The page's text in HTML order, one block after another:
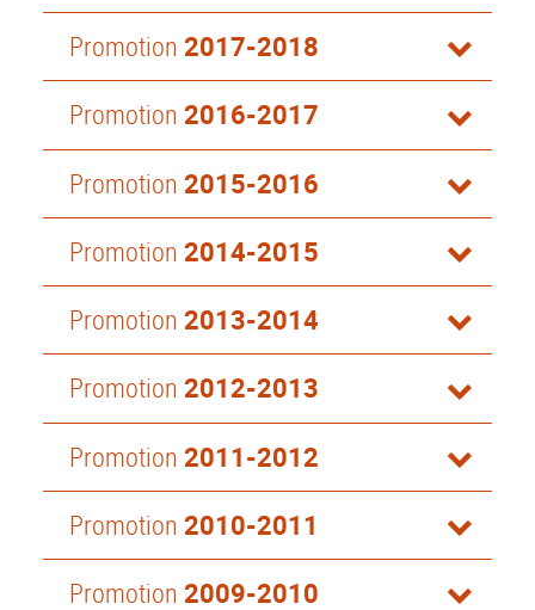
Promotion 2017-2018
Promotion 2016-2017
Promotion 2015-2016
Promotion 2014-2015
Promotion 2013-2014
Promotion 2012-2013
Promotion 2011-2012
Promotion 2010-2011
Promotion 2009-2010